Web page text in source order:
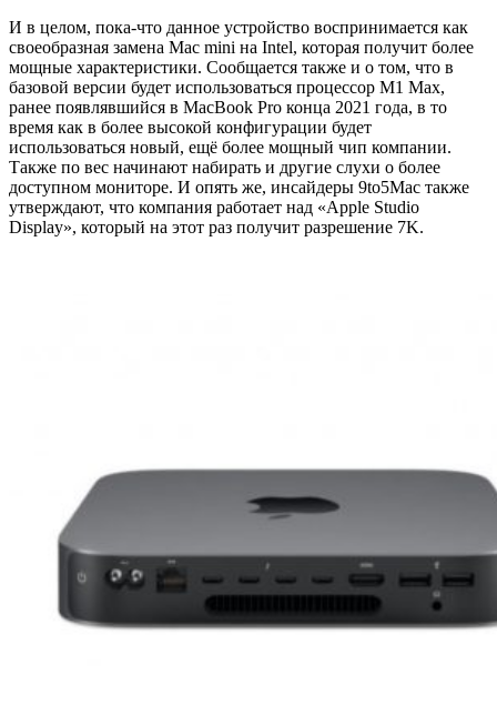
И в целом, пока-что данное устройство воспринимается как
своеобразная замена Mac mini на Intel, которая получит более
мощные характеристики. Сообщается также и о том, что в
базовой версии будет использоваться процессор M1 Max,
ранее появлявшийся в MacBook Pro конца 2021 года, в то
время как в более высокой конфигурации будет
использоваться новый, ещё более мощный чип компании.
Также по вес начинают набирать и другие слухи о более
доступном мониторе. И опять же, инсайдеры 9to5Mac также
утверждают, что компания работает над «Apple Studio
Display», который на этот раз получит разрешение 7K.